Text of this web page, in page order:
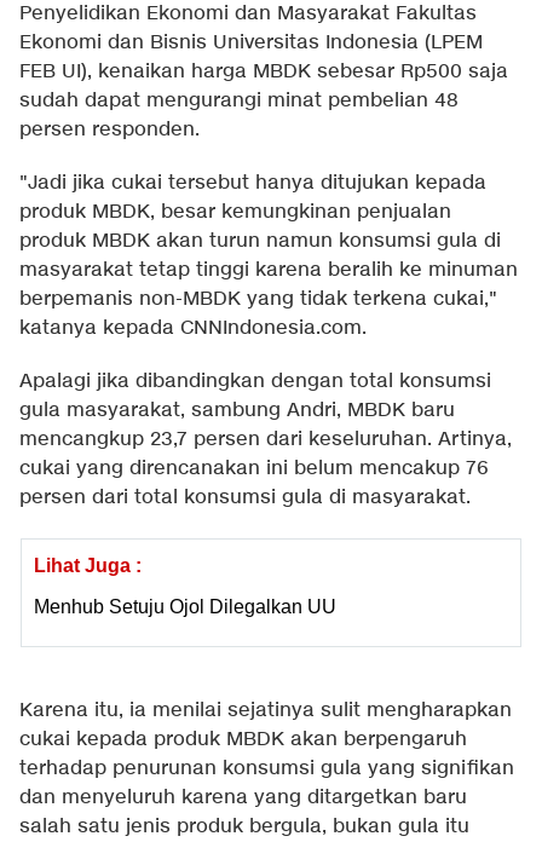
Penyelidikan Ekonomi dan Masyarakat Fakultas
Ekonomi dan Bisnis Universitas Indonesia (LPEM
FEB UI), kenaikan harga MBDK sebesar Rp500 saja
sudah dapat mengurangi minat pembelian 48
persen responden.
"Jadi jika cukai tersebut hanya ditujukan kepada
produk MBDK, besar kemungkinan penjualan
produk MBDK akan turun namun konsumsi gula di
masyarakat tetap tinggi karena beralih ke minuman
berpemanis non-MBDK yang tidak terkena cukai,"
katanya kepada CNNIndonesia.com.
Apalagi jika dibandingkan dengan total konsumsi
gula masyarakat, sambung Andri, MBDK baru
mencangkup 23,7 persen dari keseluruhan. Artinya,
cukai yang direncanakan ini belum mencakup 76
persen dari total konsumsi gula di masyarakat.
Lihat Juga :
Menhub Setuju Ojol Dilegalkan UU
Karena itu, ia menilai sejatinya sulit mengharapkan
cukai kepada produk MBDK akan berpengaruh
terhadap penurunan konsumsi gula yang signifikan
dan menyeluruh karena yang ditargetkan baru
salah satu jenis produk bergula, bukan gula itu